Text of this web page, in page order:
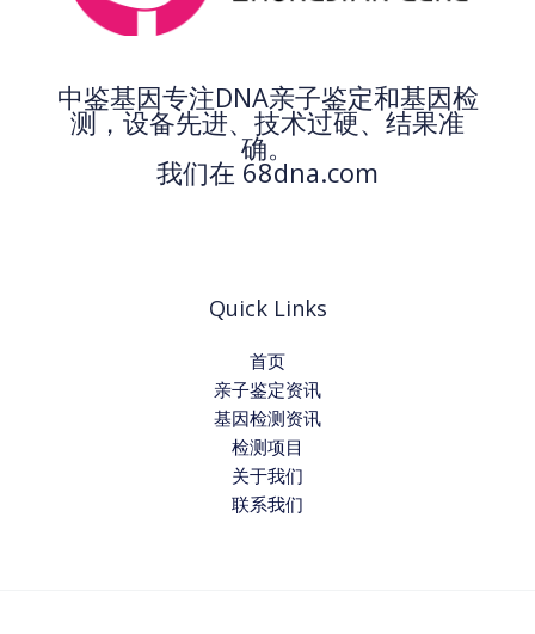
中鉴基因专注DNA亲子鉴定和基因检
测，设备先进、技术过硬、结果准
确。
我们在 68dna.com
Quick Links
首页
亲子鉴定资讯
基因检测资讯
检测项目
关于我们
联系我们